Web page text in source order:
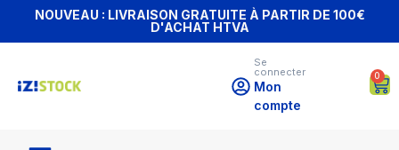
NOUVEAU : LIVRAISON GRATUITE À PARTIR DE 100€
D'ACHAT HTVA
Se
connecter
Mon
compte
0